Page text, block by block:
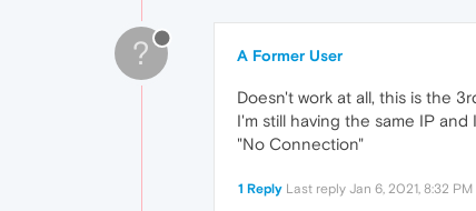
? A Former User
Doesn't work at all, this is the
I'm still having the same IP and
"No Connection"
1 Reply Last reply Jan 6, 2021, 8:32 PM